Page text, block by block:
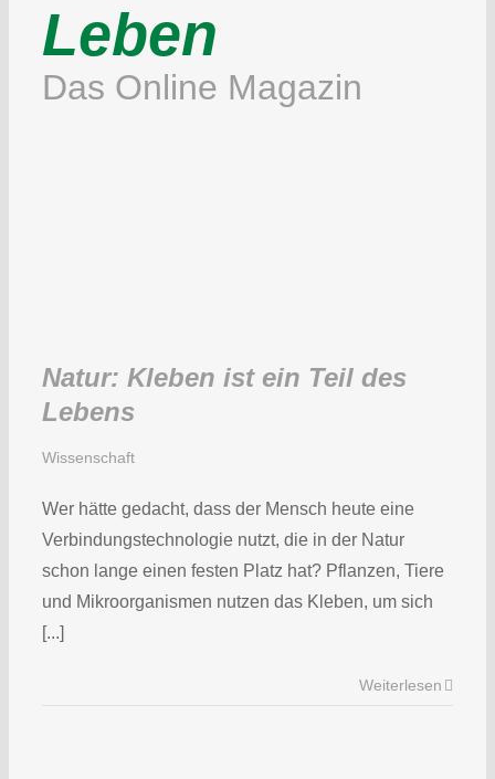
Leben
Das Online Magazin
Natur: Kleben ist ein Teil des
Lebens
Wissenschaft
Wer hätte gedacht, dass der Mensch heute eine
Verbindungstechnologie nutzt, die in der Natur
schon lange einen festen Platz hat? Pflanzen, Tiere
und Mikroorganismen nutzen das Kleben, um sich
[...]
Weiterlesen